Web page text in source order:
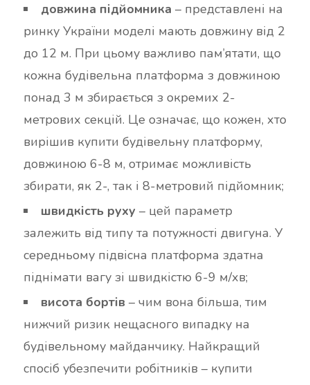
довжина підйомника – представлені на
ринку України моделі мають довжину від 2
до 12 м. При цьому важливо пам’ятати, що
кожна будівельна платформа з довжиною
понад 3 м збирається з окремих 2-
метрових секцій. Це означає, що кожен, хто
вирішив купити будівельну платформу,
довжиною 6-8 м, отримає можливість
збирати, як 2-, так і 8-метровий підйомник;
швидкість руху – цей параметр
залежить від типу та потужності двигуна. У
середньому підвісна платформа здатна
піднімати вагу зі швидкістю 6-9 м/хв;
висота бортів– чим вона більша, тим
нижчий ризик нещасного випадку на
будівельному майданчику. Найкращий
спосіб убезпечити робітників – купити